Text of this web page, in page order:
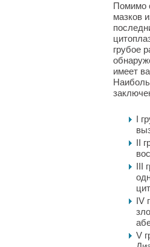
Помимо
мазков
грубое
имеет
I
II
III
IV
V